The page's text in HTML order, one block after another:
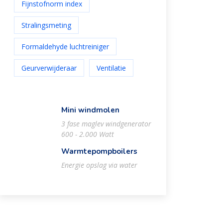
Fijnstofnorm index
Stralingsmeting
Formaldehyde luchtreiniger
Geurverwijderaar Ventilatie
Mini windmolen
3 fase maglev windgenerator
600 - 2.000 Watt
Warmtepompboilers
Energie opslag via water